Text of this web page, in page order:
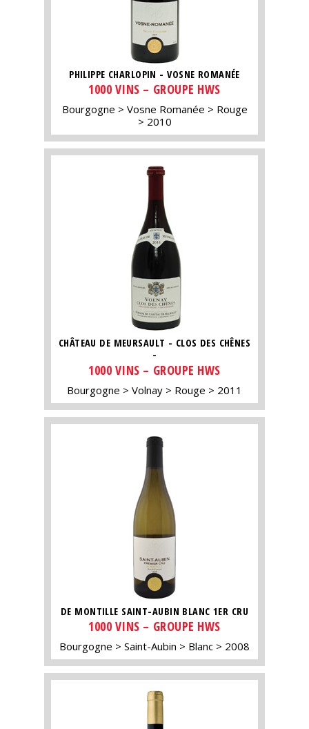
PHILIPPE CHARLOPIN - VOSNE ROMANÉE
1000 VINS – GROUPE HWS
Bourgogne Vosne Romanée
Rouge
2010
CHÂTEAU DE MEURSAULT - CLOS DES CHÊNES
-
1000 VINS – GROUPE HWS
Bourgogne Volnay Rouge 2011
DE MONTILLE SAINT-AUBIN BLANC 1ER CRU
1000 VINS – GROUPE HWS
Bourgogne Saint-Aubin Blanc 2008